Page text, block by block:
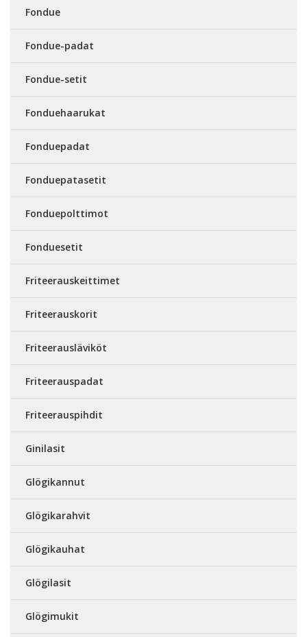
Fondue
Fondue-padat
Fondue-setit
Fonduehaarukat
Fonduepadat
Fonduepatasetit
Fonduepolttimot
Fonduesetit
Friteerauskeittimet
Friteerauskorit
Friteerausläviköt
Friteerauspadat
Friteerauspihdit
Ginilasit
Glögikannut
Glögikarahvit
Glögikauhat
Glögilasit
Glögimukit